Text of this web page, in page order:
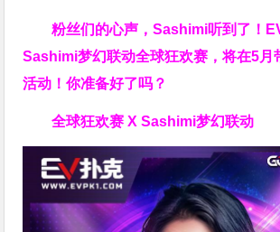
粉丝们的心声，Sashimi听到了！
Sashimi梦幻联动全球狂欢赛，将在5月
活动！你准备好了吗？
全球狂欢赛 X Sashimi梦幻联动